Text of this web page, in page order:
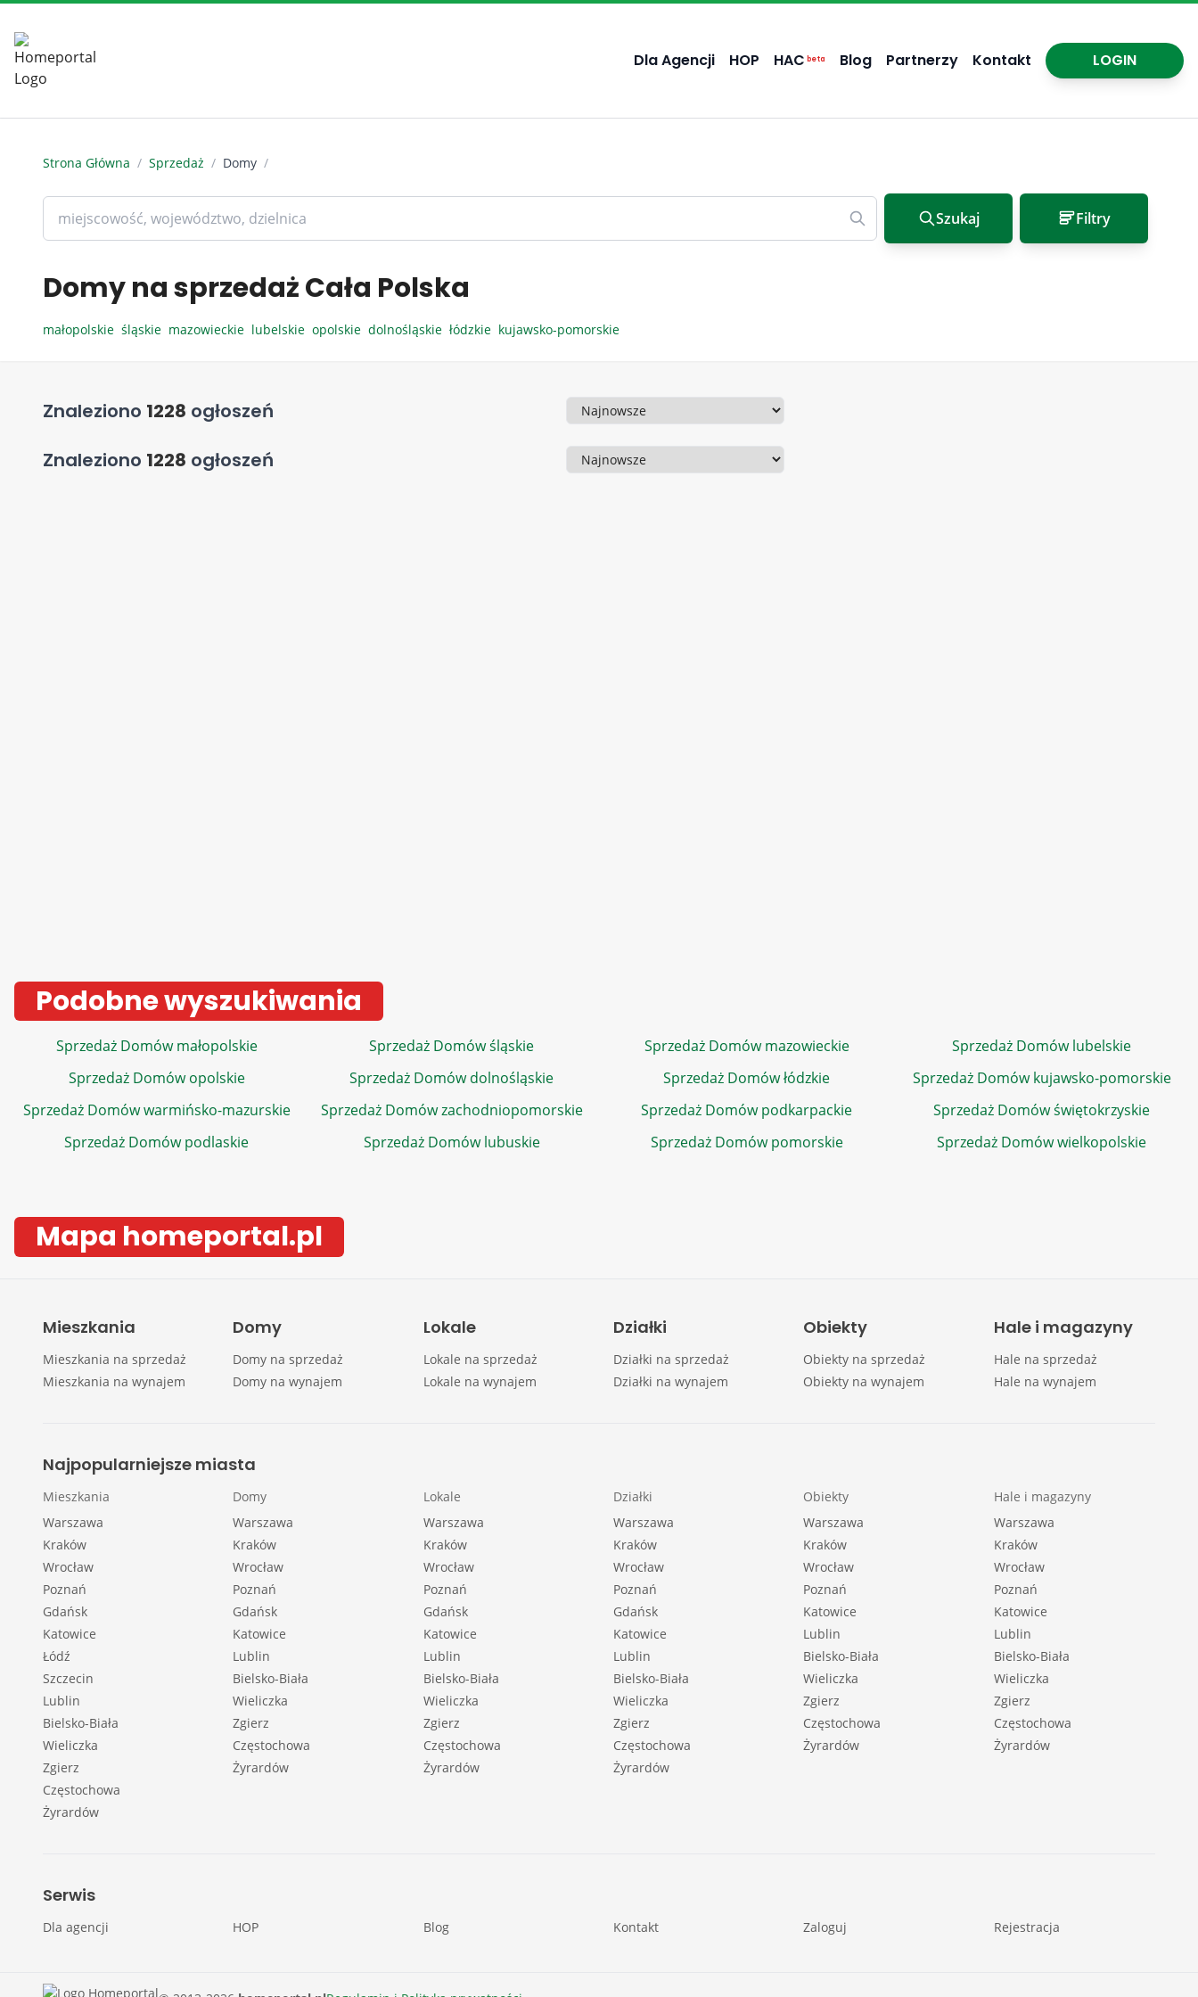
Dla Agencji HOP HAC beta Blog Partnerzy Kontakt LOGIN
Strona Główna / Sprzedaż / Domy /
Szukaj Filtry
Domy na sprzedaż Cała Polska
małopolskie śląskie mazowieckie lubelskie opolskie dolnośląskie łódzkie kujawsko-pomorskie
Znaleziono 1228 ogłoszeń Sortowanie
Znaleziono 1228 ogłoszeń Sortowanie
Podobne wyszukiwania
Sprzedaż Domów małopolskie Sprzedaż Domów śląskie Sprzedaż Domów mazowieckie
Sprzedaż Domów lubelskie
Sprzedaż Domów opolskie
Sprzedaż Domów dolnośląskie Sprzedaż Domów łódzkie
Sprzedaż Domów kujawsko-pomorskie
Sprzedaż Domów warmińsko-mazurskie
Sprzedaż Domów zachodniopomorskie Sprzedaż Domów podkarpackie
Sprzedaż Domów świętokrzyskie
Sprzedaż Domów podlaskie
Sprzedaż Domów lubuskie Sprzedaż Domów pomorskie Sprzedaż Domów wielkopolskie
Mapa homeportal.pl
Mieszkania
Mieszkania na sprzedaż
Mieszkania na wynajem
Domy
Domy na sprzedaż
Domy na wynajem
Lokale
Lokale na sprzedaż
Lokale na wynajem
Działki
Działki na sprzedaż
Działki na wynajem
Obiekty
Obiekty na sprzedaż
Obiekty na wynajem
Hale i magazyny
Hale na sprzedaż
Hale na wynajem
Najpopularniejsze miasta
Mieszkania
Warszawa
Kraków
Wrocław
Poznań
Gdańsk
Katowice
Łódź
Szczecin
Lublin
Bielsko-Biała
Wieliczka
Zgierz
Częstochowa
Żyrardów
Domy
Warszawa
Kraków
Wrocław
Poznań
Gdańsk
Katowice
Lublin
Bielsko-Biała
Wieliczka
Zgierz
Częstochowa
Żyrardów
Lokale
Warszawa
Kraków
Wrocław
Poznań
Gdańsk
Katowice
Lublin
Bielsko-Biała
Wieliczka
Zgierz
Częstochowa
Żyrardów
Działki
Warszawa
Kraków
Wrocław
Poznań
Gdańsk
Katowice
Lublin
Bielsko-Biała
Wieliczka
Zgierz
Częstochowa
Żyrardów
Obiekty
Warszawa
Kraków
Wrocław
Poznań
Katowice
Lublin
Bielsko-Biała
Wieliczka
Zgierz
Częstochowa
Żyrardów
Hale i magazyny
Warszawa
Kraków
Wrocław
Poznań
Katowice
Lublin
Bielsko-Biała
Wieliczka
Zgierz
Częstochowa
Żyrardów
Serwis
Dla agencji HOP Blog Kontakt Zaloguj Rejestracja